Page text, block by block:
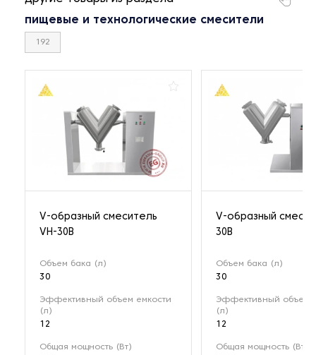
пищевые и технологические смесители
192
V-образный смеситель
VH-30B
Объем бака (л)
30
Эффективный объем емкости
(л)
12
Общая мощность (Вт)
V-образный
30B
Объем бака (л)
30
Эффективный объем
(л)
12
Общая мощность (Вт)